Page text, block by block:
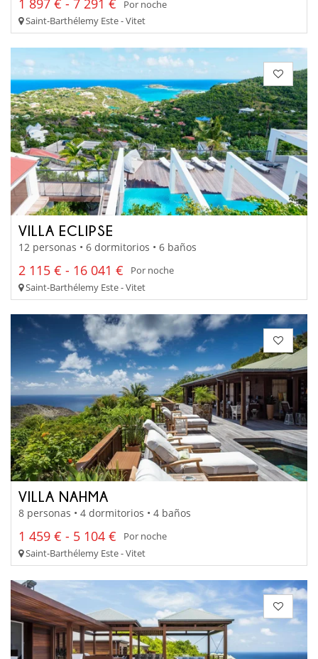
1 897 € - 7 291 €
Por noche
Saint-Barthélemy Este - Vitet
VILLA ECLIPSE
12 personas • 6 dormitorios • 6 baños
2 115 € - 16 041 €
Por noche
Saint-Barthélemy Este - Vitet
VILLA NAHMA
8 personas • 4 dormitorios • 4 baños
1 459 € - 5 104 €
Por noche
Saint-Barthélemy Este - Vitet